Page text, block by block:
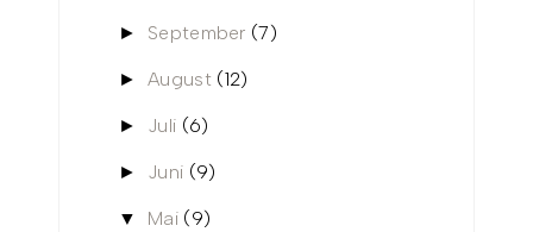
► September (7)
►August (12)
► Juli (6)
► Juni (9)
▼ Mai (9)